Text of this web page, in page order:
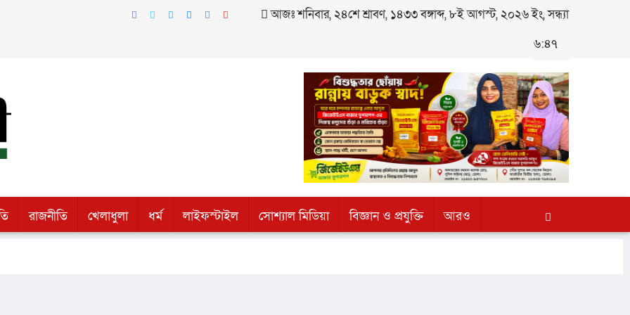
আজঃ শনিবার, ২৪শে শ্রাবণ, ১৪৩৩ বঙ্গাব্দ, ৮ই আগস্ট, ২০২৬ ইং, সন্ধ্যা
৬:৪৭
রাজনীতি খেলাধুলা ধর্ম লাইফস্টাইল সোশ্যাল মিডিয়া বিজ্ঞান ও প্রযুক্তি আরও